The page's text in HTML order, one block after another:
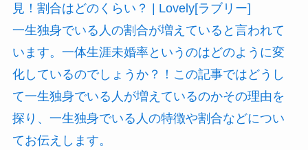
見！割合はどのくらい？ | Lovely[ラブリー]
一生独身でいる人の割合が増えていると言われて
います。一体生涯未婚率というのはどのように変
化しているのでしょうか？！この記事ではどうし
て一生独身でいる人が増えているのかその理由を
探り、一生独身でいる人の特徴や割合などについ
てお伝えします。